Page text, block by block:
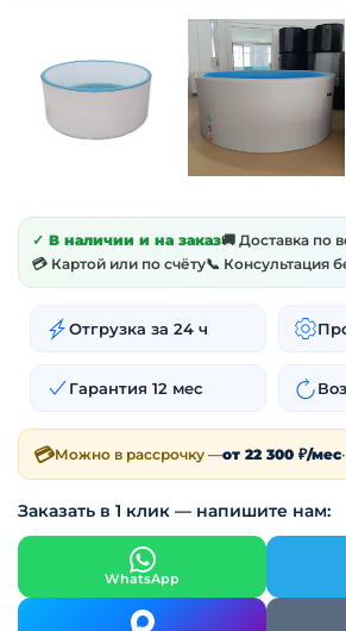
✓ В наличии и на заказ🚚 Доставка по
💳 Картой или по счёту📞 Консультация
Отгрузка за 24 ч
Гарантия 12 мес
💳Можно в рассрочку —от 22 300 ₽/мес
Заказать в 1 клик — напишите нам:
WhatsApp